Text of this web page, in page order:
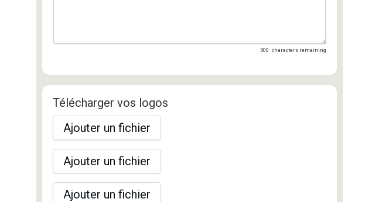
500 characters remaining
Télécharger vos logos
Ajouter un fichier
Ajouter un fichier
Ajouter un fichier